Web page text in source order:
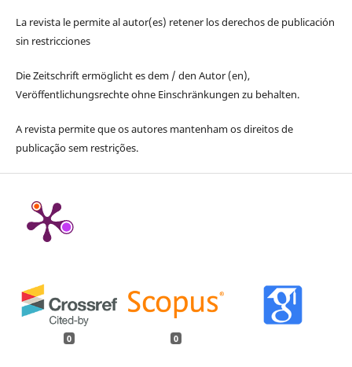
La revista le permite al autor(es) retener los derechos de publicación
sin restricciones
Die Zeitschrift ermöglicht es dem / den Autor (en),
Veröffentlichungsrechte ohne Einschränkungen zu behalten.
A revista permite que os autores mantenham os direitos de
publicação sem restrições.
0 0